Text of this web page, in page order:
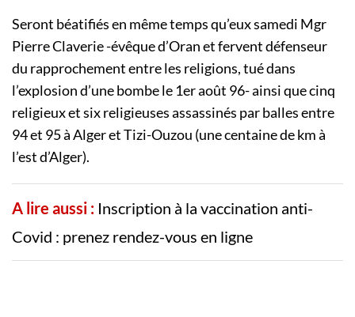
Seront béatifiés en même temps qu’eux samedi Mgr
Pierre Claverie -évêque d’Oran et fervent défenseur
du rapprochement entre les religions, tué dans
l’explosion d’une bombe le 1er août 96- ainsi que cinq
religieux et six religieuses assassinés par balles entre
94 et 95 à Alger et Tizi-Ouzou (une centaine de km à
l’est d’Alger).
A lire aussi : Inscription à la vaccination anti-
Covid : prenez rendez-vous en ligne